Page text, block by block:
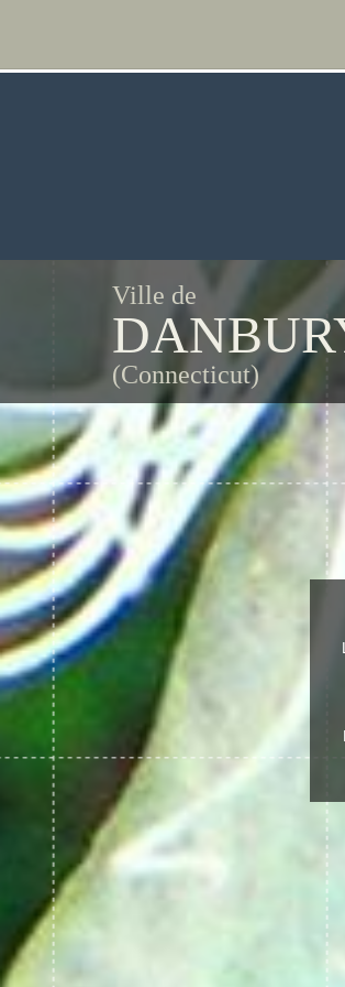
Ville de
(Connecticut)